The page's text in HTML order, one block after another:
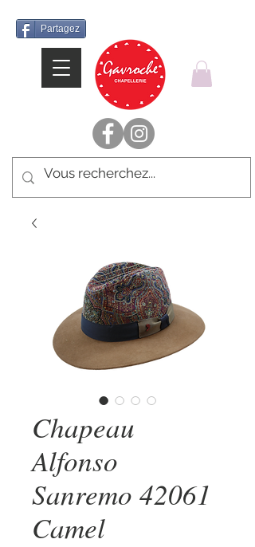
Partagez
Chapeau
Alfonso
Sanremo 42061
Camel